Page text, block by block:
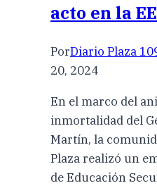
acto en la
PorDiario Plaza
20, 2024
En el marco del
inmortalidad del
Martín, la
Plaza realizó un
de Educación